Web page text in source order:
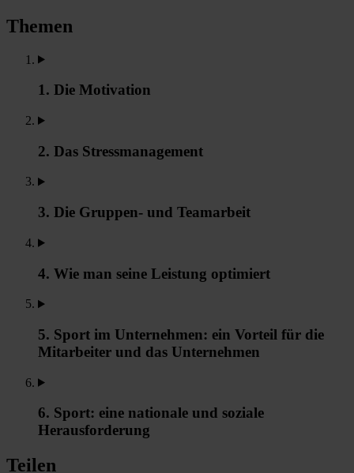
Themen
1. Die Motivation
2. Das Stressmanagement
3. Die Gruppen- und Teamarbeit
4. Wie man seine Leistung optimiert
5. Sport im Unternehmen: ein Vorteil für die
Mitarbeiter und das Unternehmen
6. Sport: eine nationale und soziale
Herausforderung
Teilen